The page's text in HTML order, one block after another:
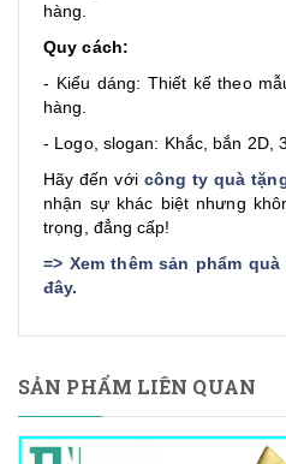
hàng.
Quy cách:
- Kiểu dáng: Thiết kế theo
hàng.
- Logo, slogan: Khắc, bắn 2D,
Hãy đến với công ty quà
nhận sự khác biệt nhưng
trọng, đẳng cấp!
=> Xem thêm sản phẩm
đây.
SẢN PHẨM LIÊN QUAN